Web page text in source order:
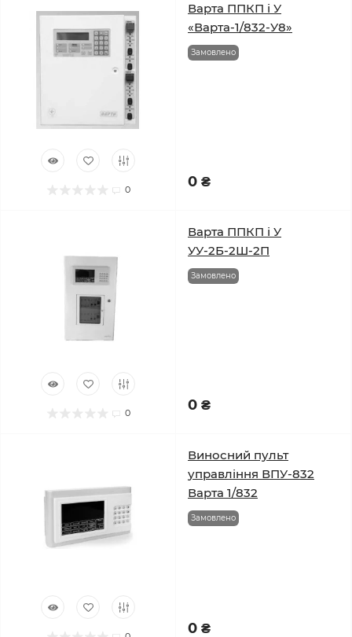
0
Варта ППКП і У
«Варта-1/832-У8»
Замовлено
0 ₴
0
Варта ППКП і У
УУ-2Б-2Ш-2П
Замовлено
0 ₴
Виносний пульт
управління ВПУ-832
Варта 1/832
Замовлено
0 ₴